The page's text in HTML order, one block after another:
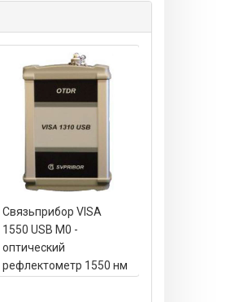
Связьприбор VISA
1550 USB М0 -
оптический
рефлектометр 1550 нм